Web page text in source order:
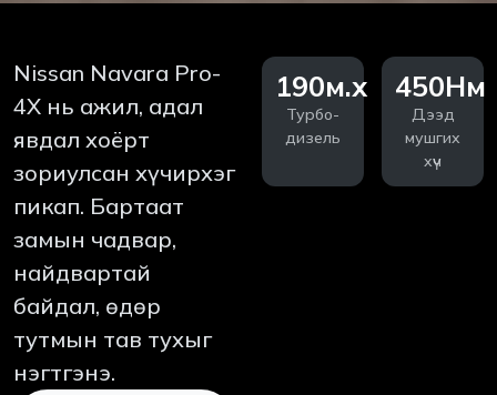
Nissan Navara Pro-
4X нь ажил, адал
явдал хоёрт
зориулсан хүчирхэг
пикап. Бартаат
замын чадвар,
найдвартай
байдал, өдөр
тутмын тав тухыг
нэгтгэнэ.
190м.х
Турбо-
дизель
450Нм
Дээд
мушгих
хүч